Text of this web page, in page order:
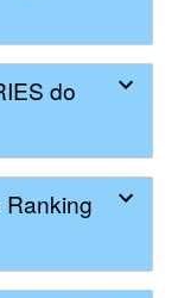
do
Ranking